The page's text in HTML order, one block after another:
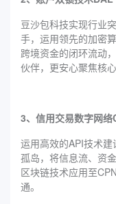
豆沙包科技实现行业
手，运用领先的加密
跨境资金的闭环流动
伙伴，更安心聚焦核心
3、信用交易数字网络
运用高效的API技术
孤岛，将信息流、资
区块链技术应用至
通。